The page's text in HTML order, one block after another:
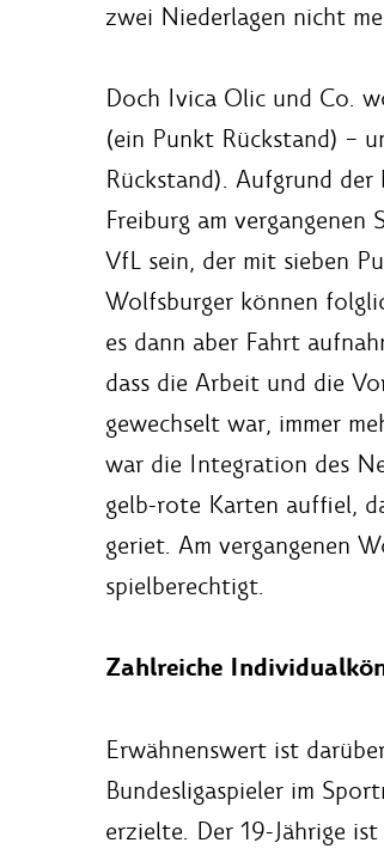
zwei Niederlagen nicht
Doch Ivica Olic und Co.
(ein Punkt Rückstand) –
Rückstand). Aufgrund der
Freiburg am
VfL sein, der mit sieben
Wolfsburger können
es dann aber Fahrt
dass die Arbeit und die
gewechselt war, immer
war die Integration des
gelb-rote Karten auffiel,
geriet. Am vergangenen
spielberechtigt.
Zahlreiche
Erwähnenswert ist
Bundesligaspieler im
erzielte. Der 19-Jährige